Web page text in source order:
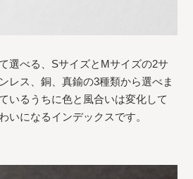
選べる、SサイズとMサイズの2サ
レス、銅、真鍮の3種類から選べま
いるうちに色と風合いは変化して
いになるインデックスです。